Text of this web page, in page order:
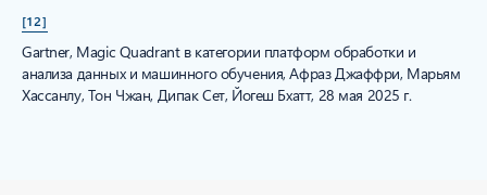
[12]
Gartner, Magic Quadrant в категории платформ обработки и
анализа данных и машинного обучения, Афраз Джаффри, Марьям
Хассанлу, Тон Чжан, Дипак Сет, Йогеш Бхатт, 28 мая 2025 г.